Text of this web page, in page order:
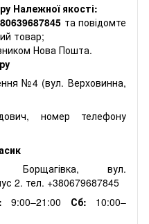
Належної якості:
та повідомте
товар;
Нова Пошта.
№4 (вул. Верховинна,
номер телефону
Борщагівка, вул.
2. тел. +380679687845
9:00–21:00 Сб: 10:00–